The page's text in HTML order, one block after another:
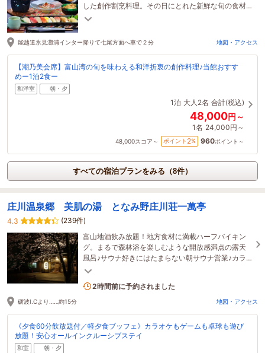
した創作割烹料理。その日にとれた新鮮な旬の食材
をご用意してお待ちしております♪
能越道氷見灘浦インター降りて七尾方面へ車で２分 地図・アクセス
【潮乃美会席】富山湾の旬を味わえる和洋折衷の創作料理♪当館おすす
めー1泊2食ー
和洋室 朝・夕
1泊 大人2名 合計(税込)
48,000円～
1名 24,000円～
48,000スコア～ ポイント 2% 960ポイント～
すべての宿泊プランをみる（8件）
庄川温泉郷 美肌の湯 となみ野庄川荘一萬亭
4.3
(239件)
富山地酒飲み放題！地方食材に満載ハーフバイキン
グ。まるで森林浴を楽しむような開放感満点の露天
風呂♪サウナ好きにはたまらない朝サウナ営業♪カラ
オケ・卓球・夜食…込々♪オールインクルーシブステ
2時間前に予約されました
砺波I.Cより……約15分 地図・アクセス
《夕食60分飲放題付／軽夕食ブッフェ》カラオケもゲームも卓球も遊び
放題！安心オールインクルーシブステイ
和室 朝・夕